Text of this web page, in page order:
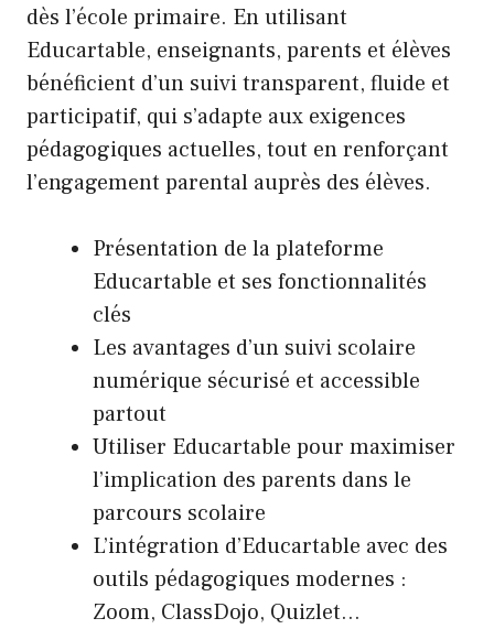
dès l’école primaire. En utilisant
Educartable, enseignants, parents et élèves
bénéficient d’un suivi transparent, fluide et
participatif, qui s’adapte aux exigences
pédagogiques actuelles, tout en renforçant
l’engagement parental auprès des élèves.
Présentation de la plateforme
Educartable et ses fonctionnalités
clés
Les avantages d’un suivi scolaire
numérique sécurisé et accessible
partout
Utiliser Educartable pour maximiser
l’implication des parents dans le
parcours scolaire
L’intégration d’Educartable avec des
outils pédagogiques modernes :
Zoom, ClassDojo, Quizlet…